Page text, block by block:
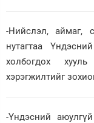
-Нийслэл, аймаг,
нутагтаа
холбогдох
хэрэгжилтийг
-Үндэсний